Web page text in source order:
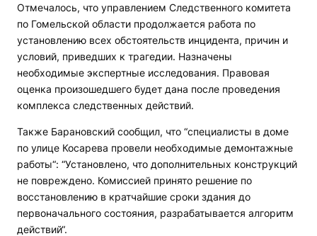
Отмечалось, что управлением Следственного комитета
по Гомельской области продолжается работа по
установлению всех обстоятельств инцидента, причин и
условий, приведших к трагедии. Назначены
необходимые экспертные исследования. Правовая
оценка произошедшего будет дана после проведения
комплекса следственных действий.
Также Барановский сообщил, что “специалисты в доме
по улице Косарева провели необходимые демонтажные
работы“: “Установлено, что дополнительных конструкций
не повреждено. Комиссией принято решение по
восстановлению в кратчайшие сроки здания до
первоначального состояния, разрабатывается алгоритм
действий“.